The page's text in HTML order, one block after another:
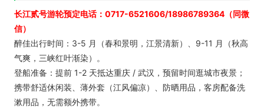
长江贰号游轮预定电话：0717-6521606/18986789364（同微
信）
醉佳出行时间：3-5 月（春和景明，江景清新）、9-11 月（秋高
气爽，三峡红叶渐染）。
登船准备：提前 1-2 天抵达重庆 / 武汉，预留时间逛城市夜景；
携带舒适休闲装、薄外套（江风偏凉）、防晒用品，客房配备洗
漱用品，无需额外携带。